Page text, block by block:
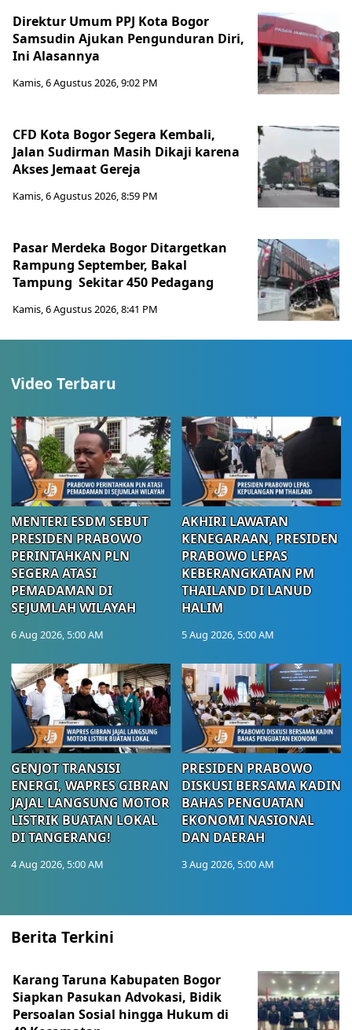
Direktur Umum PPJ Kota Bogor
Samsudin Ajukan Pengunduran Diri,
Ini Alasannya
Kamis, 6 Agustus 2026, 9:02 PM
CFD Kota Bogor Segera Kembali,
Jalan Sudirman Masih Dikaji karena
Akses Jemaat Gereja
Kamis, 6 Agustus 2026, 8:59 PM
Pasar Merdeka Bogor Ditargetkan
Rampung September, Bakal
Tampung Sekitar 450 Pedagang
Kamis, 6 Agustus 2026, 8:41 PM
Video Terbaru
MENTERI ESDM SEBUT
PRESIDEN PRABOWO
PERINTAHKAN PLN
SEGERA ATASI
PEMADAMAN DI
SEJUMLAH WILAYAH
6 Aug 2026, 5:00 AM
AKHIRI LAWATAN
KENEGARAAN, PRESIDEN
PRABOWO LEPAS
KEBERANGKATAN PM
THAILAND DI LANUD
HALIM
5 Aug 2026, 5:00 AM
GENJOT TRANSISI
ENERGI, WAPRES GIBRAN
JAJAL LANGSUNG MOTOR
LISTRIK BUATAN LOKAL
DI TANGERANG!
4 Aug 2026, 5:00 AM
PRESIDEN PRABOWO
DISKUSI BERSAMA KADIN
BAHAS PENGUATAN
EKONOMI NASIONAL
DAN DAERAH
3 Aug 2026, 5:00 AM
Berita Terkini
Karang Taruna Kabupaten Bogor
Siapkan Pasukan Advokasi, Bidik
Persoalan Sosial hingga Hukum di